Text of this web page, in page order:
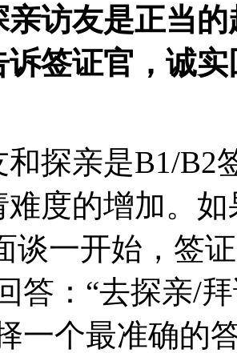
亲访友是正当
诉签证官，诚
和探亲是B1/B2
难度的增加。
谈一开始，签
答：“去探亲/
一个最准确的